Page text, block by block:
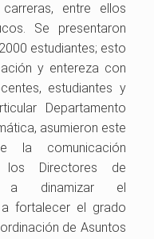
entre ellos
Se presentaron
estudiantes; esto
y entereza con
estudiantes y
Departamento
asumieron este
la comunicación
Directores de
a dinamizar el
fortalecer el grado
de Asuntos